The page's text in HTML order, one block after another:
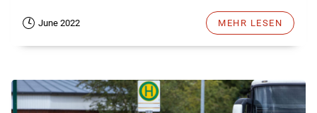
June 2022 MEHR LESEN